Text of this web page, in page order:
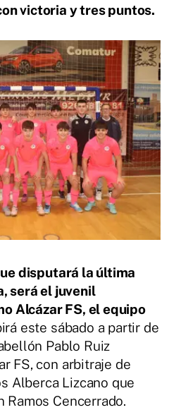
victoria y tres puntos.
disputará la última
será el juvenil
Alcázar FS, el equipo
este sábado a partir de
Pablo Ruiz
FS, con arbitraje de
Alberca Lizcano que
Ramos Cencerrado.